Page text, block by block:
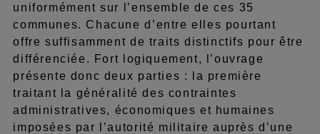
uniformément sur l’ensemble de ces 35
communes. Chacune d’entre elles pourtant
offre suffisamment de traits distinctifs pour être
différenciée. Fort logiquement, l’ouvrage
présente donc deux parties : la première
traitant la généralité des contraintes
administratives, économiques et humaines
imposées par l’autorité militaire auprès d’une